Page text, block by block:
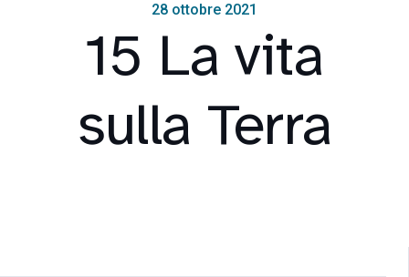
28 ottobre 2021
15 La vita
sulla Terra